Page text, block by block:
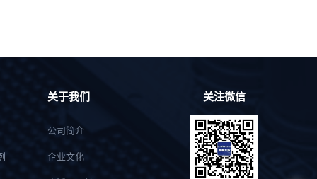
关于我们
公司简介
企业文化
关注微信